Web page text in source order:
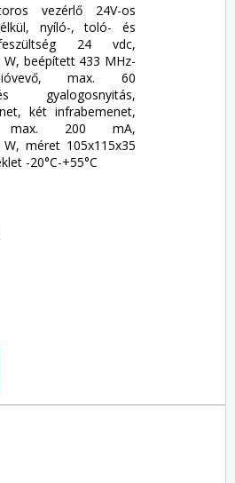
vezérlő 24V-os
nyíló-, toló- és
24 vdc,
beépített 433 MHz-
max. 60
gyalogosnyitás,
két infrabemenet,
max. 200 mA,
méret 105x115x35
-20°C-+55°C